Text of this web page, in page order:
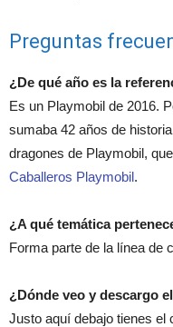
Preguntas
¿De qué año es la
Es un Playmobil de 2016.
sumaba 42 años de
dragones de Playmobil,
Caballeros Playmobil.
¿A qué temática
Forma parte de la línea de
¿Dónde veo y descargo
Justo aquí debajo tienes el